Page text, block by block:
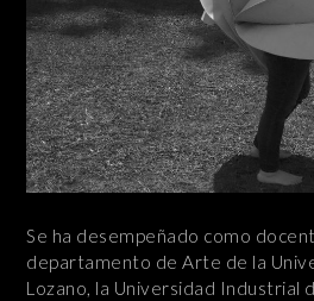
Se ha desempeñado como
departamento de Arte de la
Lozano, la Universidad Industrial